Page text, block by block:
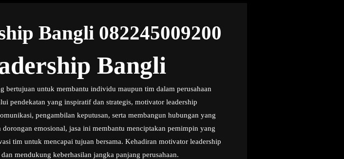
Bangli 082245009200
Bangli
bertujuan untuk membantu individu maupun tim dalam perusahaan
pendekatan yang inspiratif dan strategis, motivator leadership
pengambilan keputusan, serta membangun hubungan yang
emosional, jasa ini membantu menciptakan pemimpin yang
tim untuk mencapai tujuan bersama. Kehadiran motivator leadership
mendukung keberhasilan jangka panjang perusahaan.